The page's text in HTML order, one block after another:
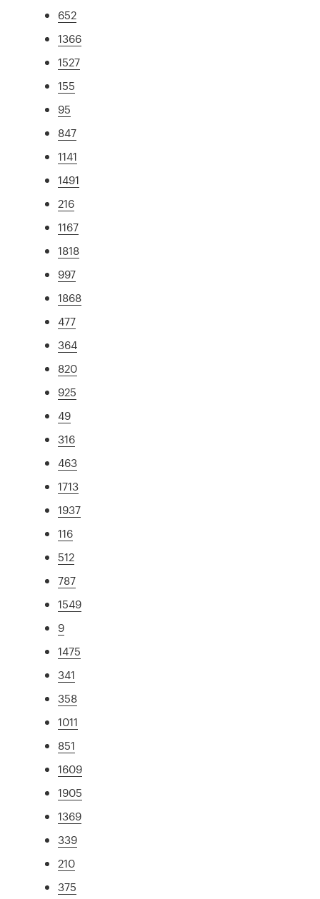
652
1366
1527
155
95
847
1141
1491
216
1167
1818
997
1868
477
364
820
925
49
316
463
1713
1937
116
512
787
1549
9
1475
341
358
1011
851
1609
1905
1369
339
210
375